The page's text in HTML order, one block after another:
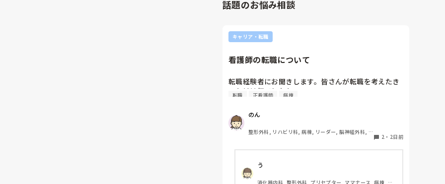
話題のお悩み相談
キャリア・転職
看護師の転職について
転職経験者にお聞きします。皆さんが転職を考えたき
っかけは何でしたか?
転職 正看護師 病棟
のん
整形外科, リハビリ科, 病棟, リーダー, 脳神経外科,
2 ・ 2日前
う
消化器内科, 整形外科, プリセプター, ママナース, 病棟, 訪